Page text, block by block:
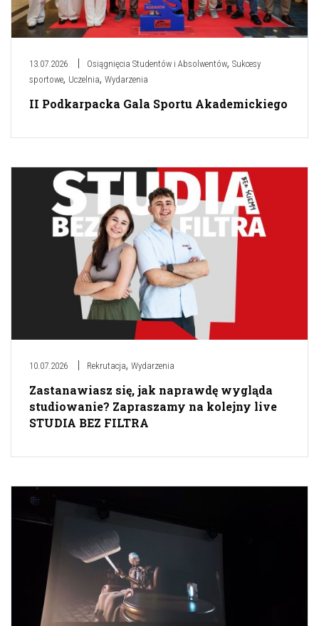
13.07.2026 Osiągnięcia Studentów i Absolwentów, Sukcesy
sportowe, Uczelnia, Wydarzenia
II Podkarpacka Gala Sportu Akademickiego
10.07.2026 Rekrutacja, Wydarzenia
Zastanawiasz się, jak naprawdę wygląda
studiowanie? Zapraszamy na kolejny live
STUDIA BEZ FILTRA